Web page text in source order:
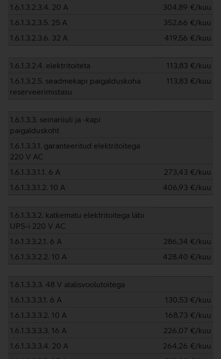
1.6.1.3.2.3.4. 20 A
304,89 €/kuu
1.6.1.3.2.3.5. 25 A
352,66 €/kuu
1.6.1.3.2.3.6. 32 A
419,56 €/kuu
1.6.1.3.2.4. elektritoiteta 113,83 €/kuu
1.6.1.3.2.5. seadmekapi paigalduskoha
reserveerimistasu
113,83 €/kuu
1.6.1.3.3. seinariiuli ja -kapi
paigalduskoht
1.6.1.3.3.1. garanteeritud elektritoitega
220 V AC
1.6.1.3.3.1.1. 6 A
273,43 €/kuu
1.6.1.3.3.1.2. 10 A
406,93 €/kuu
1.6.1.3.3.2. katkematu elektritoitega läbi
UPS-i 220 V AC
1.6.1.3.3.2.1. 6 A
286,34 €/kuu
1.6.1.3.3.2.2. 10 A
428,40 €/kuu
1.6.1.3.3.3. 48 V alalisvoolutoitega
1.6.1.3.3.3.1. 6 A
130,53 €/kuu
1.6.1.3.3.3.2. 10 A
168,73 €/kuu
1.6.1.3.3.3.3. 16 A
226,07 €/kuu
1.6.1.3.3.3.4. 20 A
264,26 €/kuu